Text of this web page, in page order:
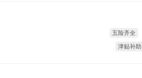
五险齐全
津贴补助